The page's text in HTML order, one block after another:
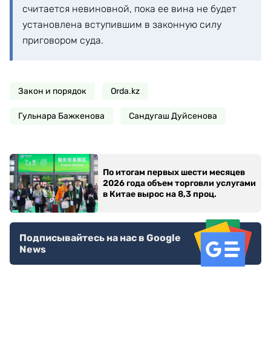
считается невиновной, пока ее вина не будет
установлена вступившим в законную силу
приговором суда.
Закон и порядок Orda.kz
Гульнара Бажкенова Сандугаш Дуйсенова
По итогам первых шести месяцев
2026 года объем торговли услугами
в Китае вырос на 8,3 проц.
Подписывайтесь на нас в Google
News